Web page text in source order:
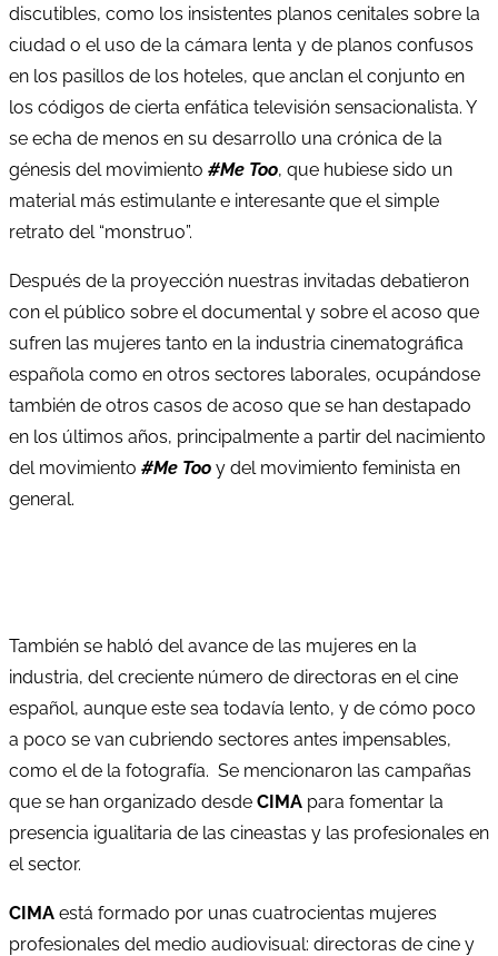
discutibles, como los insistentes planos cenitales sobre la
ciudad o el uso de la cámara lenta y de planos confusos
en los pasillos de los hoteles, que anclan el conjunto en
los códigos de cierta enfática televisión sensacionalista. Y
se echa de menos en su desarrollo una crónica de la
génesis del movimiento #Me Too, que hubiese sido un
material más estimulante e interesante que el simple
retrato del “monstruo”.
Después de la proyección nuestras invitadas debatieron
con el público sobre el documental y sobre el acoso que
sufren las mujeres tanto en la industria cinematográfica
española como en otros sectores laborales, ocupándose
también de otros casos de acoso que se han destapado
en los últimos años, principalmente a partir del nacimiento
del movimiento #Me Too y del movimiento feminista en
general.
También se habló del avance de las mujeres en la
industria, del creciente número de directoras en el cine
español, aunque este sea todavía lento, y de cómo poco
a poco se van cubriendo sectores antes impensables,
como el de la fotografía. Se mencionaron las campañas
que se han organizado desde CIMA para fomentar la
presencia igualitaria de las cineastas y las profesionales en
el sector.
CIMA está formado por unas cuatrocientas mujeres
profesionales del medio audiovisual: directoras de cine y